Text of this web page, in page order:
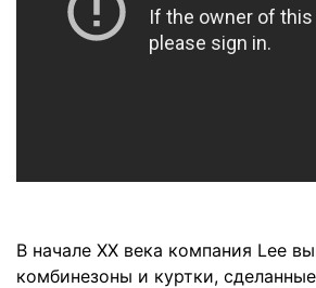
В начале XX века компания Lee
комбинезоны и куртки,